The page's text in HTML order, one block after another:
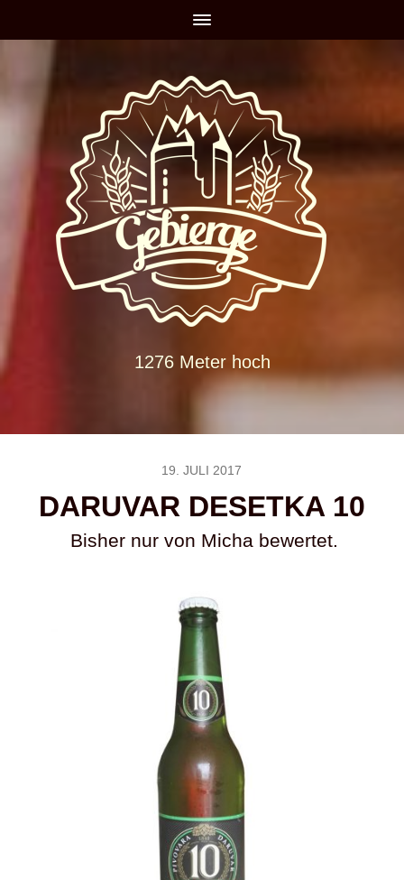
1276 Meter hoch
19. JULI 2017
DARUVAR DESETKA 10
Bisher nur von Micha bewertet.